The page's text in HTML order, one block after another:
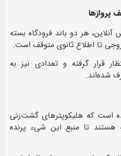
پروازها
هر دو باند فرودگاه بسته
تا اطلاع ثانوی متوقف است.
قرار گرفته و تعدادی نیز به
شده‌اند.
است که هلیکوپترهای گشت‌زنی
تا منبع این شیء پرنده